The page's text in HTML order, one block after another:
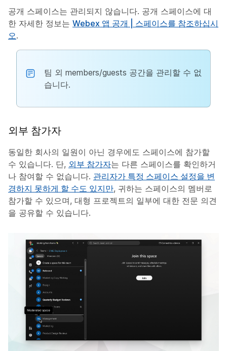
공개 스페이스는 관리되지 않습니다. 공개 스페이스에 대
한 자세한 정보는 Webex 앱 공개 | 스페이스를 참조하십시
오.
팀 외 members/guests 공간을 관리할 수 없
습니다.
외부 참가자
동일한 회사의 일원이 아닌 경우에도 스페이스에 참가할
수 있습니다. 단, 외부 참가자는 다른 스페이스를 확인하거
나 참여할 수 없습니다. 관리자가 특정 스페이스 설정을 변
경하지 못하게 할 수도 있지만, 귀하는 스페이스의 멤버로
참가할 수 있으며, 대형 프로젝트의 일부에 대한 전문 의견
을 공유할 수 있습니다.